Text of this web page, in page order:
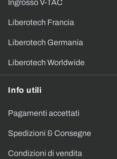
Ingrosso V-TAC
Liberotech Francia
Liberotech Germania
Liberotech Worldwide
Info utili
Pagamenti accettati
Spedizioni & Consegne
Condizioni di vendita